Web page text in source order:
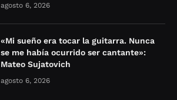
agosto 6, 2026
«Mi sueño era tocar la guitarra. Nunca
se me había ocurrido ser cantante»:
Mateo Sujatovich
agosto 6, 2026